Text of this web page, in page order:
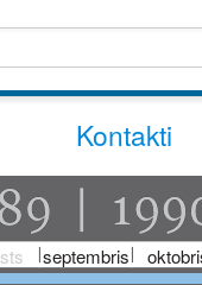
Kontakti
septembris